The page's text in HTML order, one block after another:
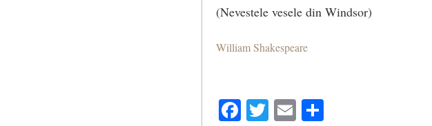
(Nevestele vesele din Windsor)
William Shakespeare
Facebook
Twitter
Email